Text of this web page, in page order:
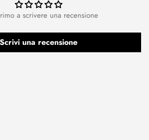
a scrivere una recensione
Scrivi una recensione